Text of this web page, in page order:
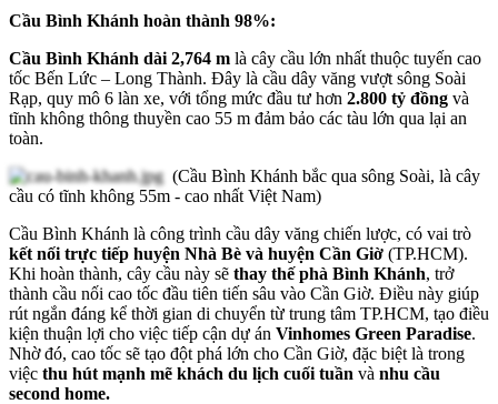
Cầu Bình Khánh hoàn thành 98%:
Cầu Bình Khánh dài 2,764 m là cây cầu lớn nhất thuộc tuyến cao
tốc Bến Lức – Long Thành. Đây là cầu dây văng vượt sông Soài
Rạp, quy mô 6 làn xe, với tổng mức đầu tư hơn 2.800 tỷ đồng và
tĩnh không thông thuyền cao 55 m đảm bảo các tàu lớn qua lại an
toàn.
(Cầu Bình Khánh bắc qua sông Soài, là cây
cầu có tĩnh không 55m - cao nhất Việt Nam)
Cầu Bình Khánh là công trình cầu dây văng chiến lược, có vai trò
kết nối trực tiếp huyện Nhà Bè và huyện Cần Giờ (TP.HCM).
Khi hoàn thành, cây cầu này sẽ thay thế phà Bình Khánh, trở
thành cầu nối cao tốc đầu tiên tiến sâu vào Cần Giờ. Điều này giúp
rút ngắn đáng kể thời gian di chuyển từ trung tâm TP.HCM, tạo điều
kiện thuận lợi cho việc tiếp cận dự án Vinhomes Green Paradise.
Nhờ đó, cao tốc sẽ tạo đột phá lớn cho Cần Giờ, đặc biệt là trong
việc thu hút mạnh mẽ khách du lịch cuối tuần và nhu cầu
second home.